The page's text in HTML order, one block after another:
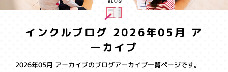
インクルブログ 2026年05月 ア
ーカイブ
2026年05月 アーカイブのブログアーカイブ一覧ページです。